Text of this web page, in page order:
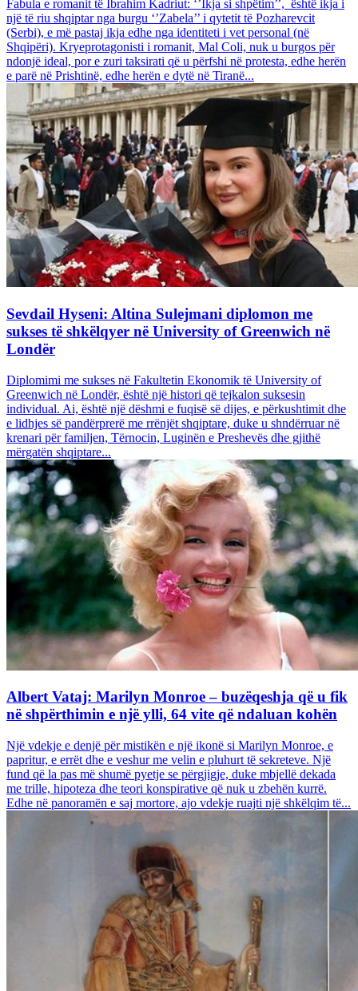
Fabula e romanit të Ibrahim Kadriut: ‘’Ikja si shpëtim’’, është ikja i
një të riu shqiptar nga burgu ‘’Zabela’’ i qytetit të Pozharevcit
(Serbi), e më pastaj ikja edhe nga identiteti i vet personal (në
Shqipëri). Kryeprotagonisti i romanit, Mal Coli, nuk u burgos për
ndonjë ideal, por e zuri taksirati që u përfshi në protesta, edhe herën
e parë në Prishtinë, edhe herën e dytë në Tiranë...
Sevdail Hyseni: Altina Sulejmani diplomon me
sukses të shkëlqyer në University of Greenwich në
Londër
Diplomimi me sukses në Fakultetin Ekonomik të University of
Greenwich në Londër, është një histori që tejkalon suksesin
individual. Ai, është një dëshmi e fuqisë së dijes, e përkushtimit dhe
e lidhjes së pandërprerë me rrënjët shqiptare, duke u shndërruar në
krenari për familjen, Tërnocin, Luginën e Preshevës dhe gjithë
mërgatën shqiptare...
Albert Vataj: Marilyn Monroe – buzëqeshja që u fik
në shpërthimin e një ylli, 64 vite që ndaluan kohën
Një vdekje e denjë për mistikën e një ikonë si Marilyn Monroe, e
papritur, e errët dhe e veshur me velin e pluhurt të sekreteve. Një
fund që la pas më shumë pyetje se përgjigje, duke mbjellë dekada
me trille, hipoteza dhe teori konspirative që nuk u zbehën kurrë.
Edhe në panoramën e saj mortore, ajo vdekje ruajti një shkëlqim të...